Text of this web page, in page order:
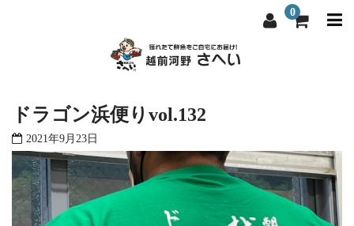
0
越前河野さへいについて
選ばれる理由
商品一覧
料理屋・飲食店向け
越前河野さへいについて
選ばれる理由
商品一覧
料理屋・飲食店向け
ドラゴン浜便りvol.132
2021年9月23日